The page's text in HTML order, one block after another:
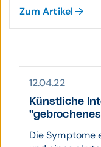
Zum Artikel
12.04.22
Künstliche
Die Symptome